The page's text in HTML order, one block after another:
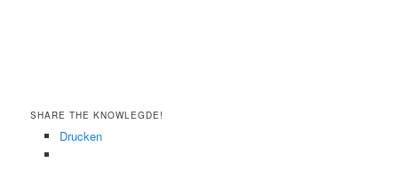
SHARE THE KNOWLEGDE!
Drucken